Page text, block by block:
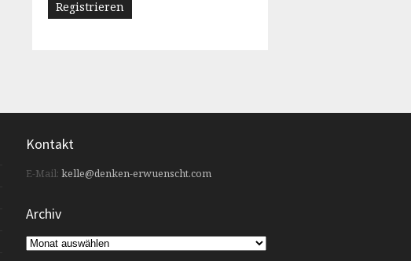
Kontakt
E-Mail:kelle@denken-erwuenscht.com
Archiv
Archiv